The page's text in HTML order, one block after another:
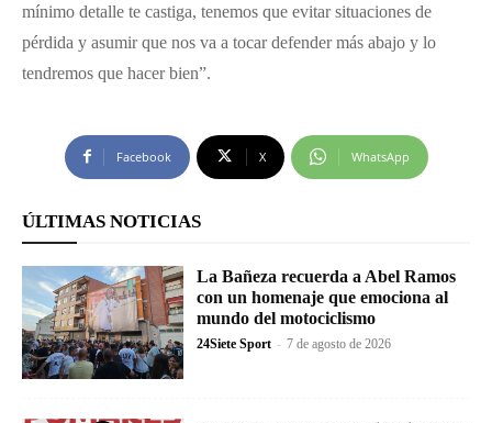
mínimo detalle te castiga, tenemos que evitar situaciones de
pérdida y asumir que nos va a tocar defender más abajo y lo
tendremos que hacer bien”.
Facebook X WhatsApp
ÚLTIMAS NOTICIAS
La Bañeza recuerda a Abel Ramos
con un homenaje que emociona al
mundo del motociclismo
24Siete Sport - 7 de agosto de 2026